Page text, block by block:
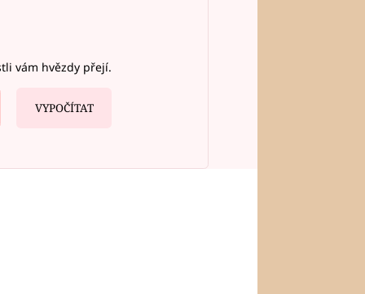
vám hvězdy přejí.
VYPOČÍTAT